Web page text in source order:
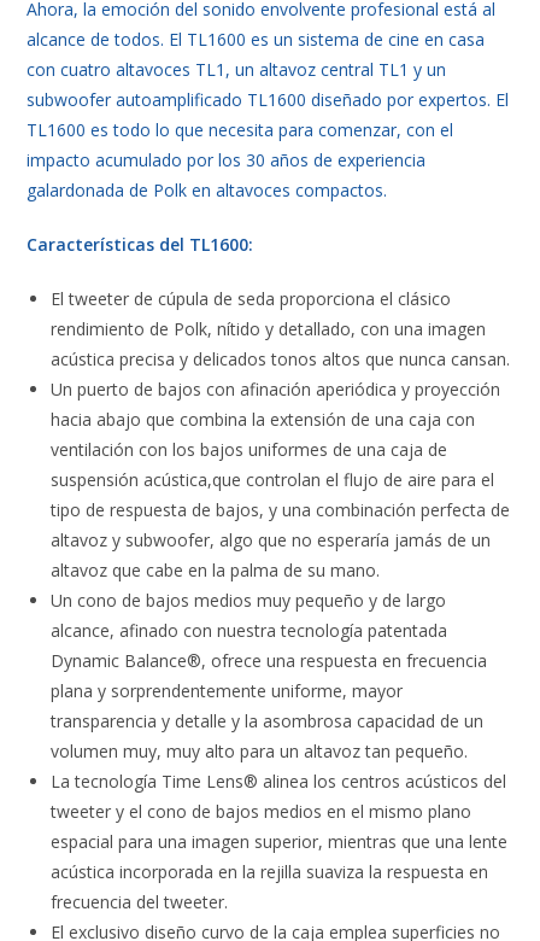
Ahora, la emoción del sonido envolvente profesional está al
alcance de todos. El TL1600 es un sistema de cine en casa
con cuatro altavoces TL1, un altavoz central TL1 y un
subwoofer autoamplificado TL1600 diseñado por expertos. El
TL1600 es todo lo que necesita para comenzar, con el
impacto acumulado por los 30 años de experiencia
galardonada de Polk en altavoces compactos.
Características del TL1600:
El tweeter de cúpula de seda proporciona el clásico
rendimiento de Polk, nítido y detallado, con una imagen
acústica precisa y delicados tonos altos que nunca cansan.
Un puerto de bajos con afinación aperiódica y proyección
hacia abajo que combina la extensión de una caja con
ventilación con los bajos uniformes de una caja de
suspensión acústica,que controlan el flujo de aire para el
tipo de respuesta de bajos, y una combinación perfecta de
altavoz y subwoofer, algo que no esperaría jamás de un
altavoz que cabe en la palma de su mano.
Un cono de bajos medios muy pequeño y de largo
alcance, afinado con nuestra tecnología patentada
Dynamic Balance®, ofrece una respuesta en frecuencia
plana y sorprendentemente uniforme, mayor
transparencia y detalle y la asombrosa capacidad de un
volumen muy, muy alto para un altavoz tan pequeño.
La tecnología Time Lens® alinea los centros acústicos del
tweeter y el cono de bajos medios en el mismo plano
espacial para una imagen superior, mientras que una lente
acústica incorporada en la rejilla suaviza la respuesta en
frecuencia del tweeter.
El exclusivo diseño curvo de la caja emplea superficies no